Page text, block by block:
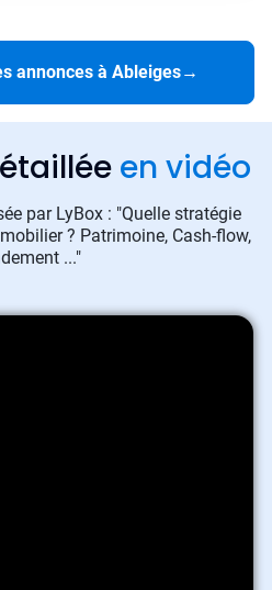
annonces à Ableiges→
en vidéo
par LyBox : "Quelle stratégie
? Patrimoine, Cash-flow,
..."